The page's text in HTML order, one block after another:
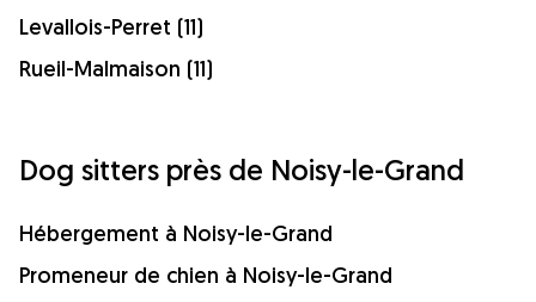
Levallois-Perret (11)
Rueil-Malmaison (11)
Dog sitters près de Noisy-le-Grand
Hébergement à Noisy-le-Grand
Promeneur de chien à Noisy-le-Grand